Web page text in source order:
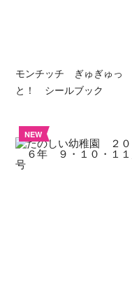
モンチッチ ぎゅぎゅっ
と！ シールブック
NEW